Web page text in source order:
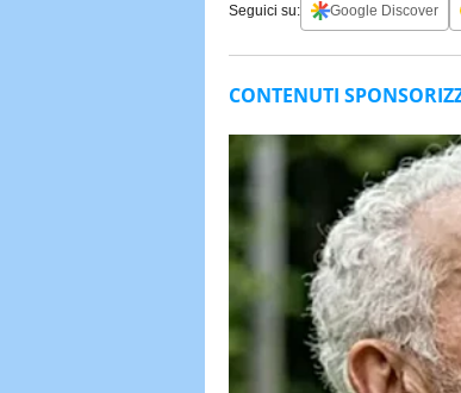
Seguici su: Google Discover